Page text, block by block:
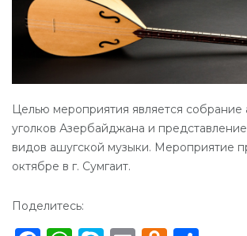
Целью мероприятия является собрание
уголков Азербайджана и
видов ашугской музыки. Мероприятие
октябре в г. Сумгаит.
Поделитесь: